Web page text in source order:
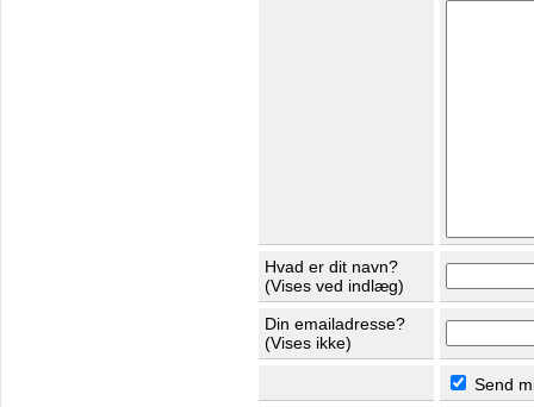
Hvad er dit navn?
(Vises ved indlæg)
Din emailadresse?
(Vises ikke)
Send